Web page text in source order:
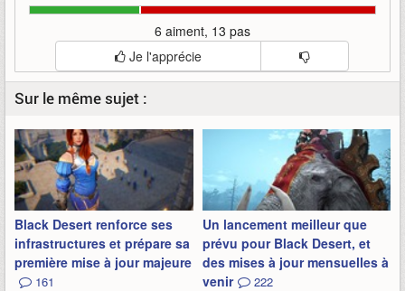
6 aiment, 13 pas
Je l'apprécie
Sur le même sujet :
Black Desert renforce ses
infrastructures et prépare sa
première mise à jour majeure
161
Un lancement meilleur que
prévu pour Black Desert, et
des mises à jour mensuelles à
venir
222